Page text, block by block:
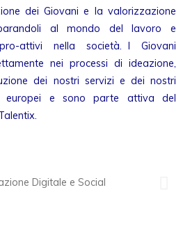
dei Giovani e la valorizzazione
al mondo del lavoro e
attivi nella società. I Giovani
nei processi di ideazione,
dei nostri servizi e dei nostri
europei e sono parte attiva del